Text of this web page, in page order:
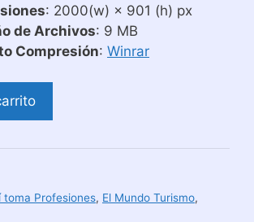
: 2000(w) × 901 (h) px
de Archivos: 9 MB
Compresión: Winrar
toma Profesiones, El Mundo Turismo,